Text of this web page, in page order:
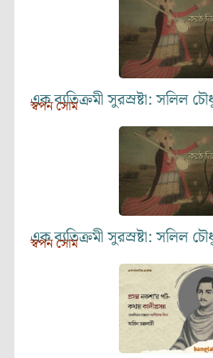
এক ব্যতিক্রমী সুরস্রষ্টা: সলিল
স্বপন সোম
এক ব্যতিক্রমী সুরস্রষ্টা: সলিল
স্বপন সোম